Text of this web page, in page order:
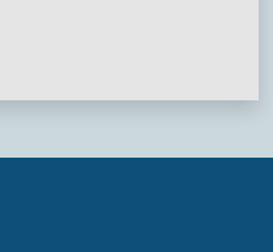
da 1 a 5 stelle